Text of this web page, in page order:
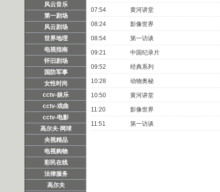
风云音乐
第一剧场
风云剧场
世界地理
电视指南
怀旧剧场
国防军事
女性时尚
cctv-娱乐
cctv-戏曲
cctv-电影
高尔夫·网球
央视精品
电视购物
彩民在线
法律服务
高尔夫
07:54 黄河讲堂
08:24 影像世界
08:54 第一访谈
09:21 中国纪录片
09:52 经典系列
10:28 动物奥秘
10:50 黄河讲堂
11:20 影像世界
11:51 第一访谈